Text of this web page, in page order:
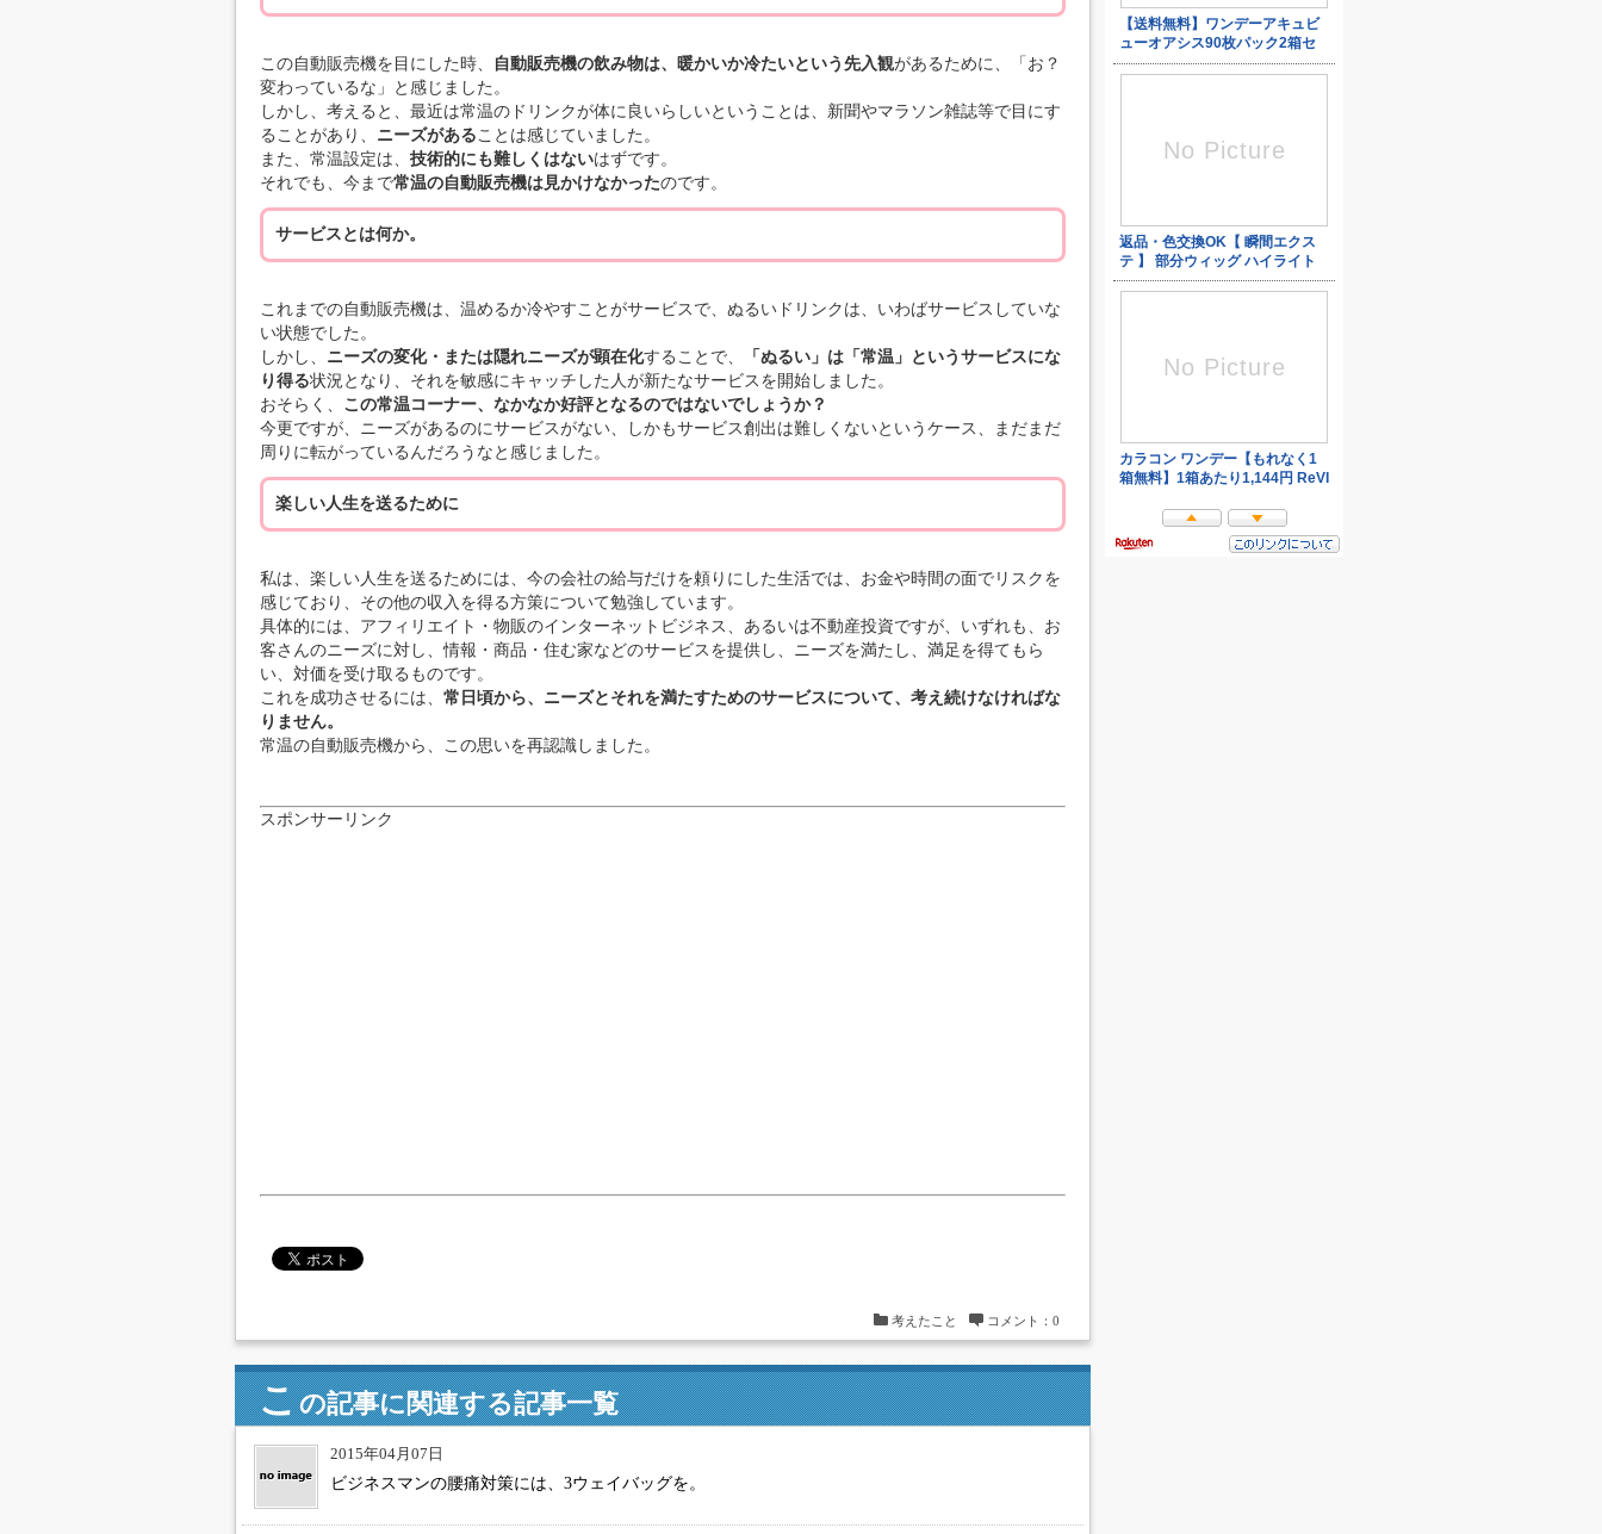
この自動販売機を目にした時、 自動販売機の飲み物は、暖かいか冷たいという先入観があるために、「お？
変わっているな」と感じました。
しかし、考えると、最近は常温のドリンクが体に良いらしいということは、新聞やマラソン雑誌等で目にす
ることがあり、 ニーズがあることは感じていました。
また、常温設定は、 技術的にも難しくはないはずです。
それでも、今まで常温の自動販売機は見かけなかったのです。
サービスとは何か。
これまでの自動販売機は、温めるか冷やすことがサービスで、ぬるいドリンクは、いわばサービスしていな
い状態でした。
しかし、 ニーズの変化・または隠れニーズが顕在化することで、
「ぬるい」は「常温」というサービスにな
り得る状況となり、それを敏感にキャッチした人が新たなサービスを開始しました。
おそらく、 この常温コーナー、なかなか好評となるのではないでしょうか？
今更ですが、ニーズがあるのにサービスがない、しかもサービス創出は難しくないというケース、まだまだ
周りに転がっているんだろうなと感じました。
楽しい人生を送るために
私は、楽しい人生を送るためには、今の会社の給与だけを頼りにした生活では、お金や時間の面でリスクを
感じており、その他の収入を得る方策について勉強しています。
具体的には、アフィリエイト・物販のインターネットビジネス、あるいは不動産投資ですが、いずれも、お
客さんのニーズに対し、情報・商品・住む家などのサービスを提供し、ニーズを満たし、満足を得てもら
い、対価を受け取るものです。
これを成功させるには、 常日頃から、ニーズとそれを満たすためのサービスについて、考え続けなければな
りません。
常温の自動販売機から、この思いを再認識しました。
スポンサーリンク
考えたこと コメント：0
この記事に関連する記事一覧
2015年04月07日
ビジネスマンの腰痛対策には、3ウェイバッグを。